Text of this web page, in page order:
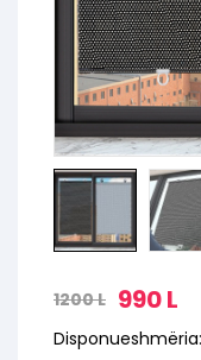
1200L 990L
Disponueshmëria: